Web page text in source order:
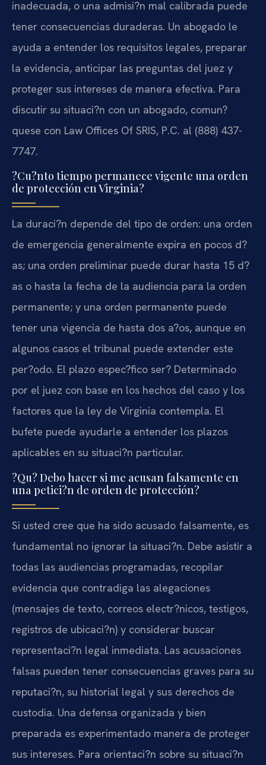
inadecuada, o una admisi?n mal calibrada puede
tener consecuencias duraderas. Un abogado le
ayuda a entender los requisitos legales, preparar
la evidencia, anticipar las preguntas del juez y
proteger sus intereses de manera efectiva. Para
discutir su situaci?n con un abogado, comun?
quese con Law Offices Of SRIS, P.C. al (888) 437-
7747.
?Cu?nto tiempo permanece vigente una orden
de protección en Virginia?
La duraci?n depende del tipo de orden: una orden
de emergencia generalmente expira en pocos d?
as; una orden preliminar puede durar hasta 15 d?
as o hasta la fecha de la audiencia para la orden
permanente; y una orden permanente puede
tener una vigencia de hasta dos a?os, aunque en
algunos casos el tribunal puede extender este
per?odo. El plazo espec?fico ser? Determinado
por el juez con base en los hechos del caso y los
factores que la ley de Virginia contempla. El
bufete puede ayudarle a entender los plazos
aplicables en su situaci?n particular.
?Qu? Debo hacer si me acusan falsamente en
una petici?n de orden de protección?
Si usted cree que ha sido acusado falsamente, es
fundamental no ignorar la situaci?n. Debe asistir a
todas las audiencias programadas, recopilar
evidencia que contradiga las alegaciones
(mensajes de texto, correos electr?nicos, testigos,
registros de ubicaci?n) y considerar buscar
representaci?n legal inmediata. Las acusaciones
falsas pueden tener consecuencias graves para su
reputaci?n, su historial legal y sus derechos de
custodia. Una defensa organizada y bien
preparada es experimentado manera de proteger
sus intereses. Para orientaci?n sobre su situaci?n